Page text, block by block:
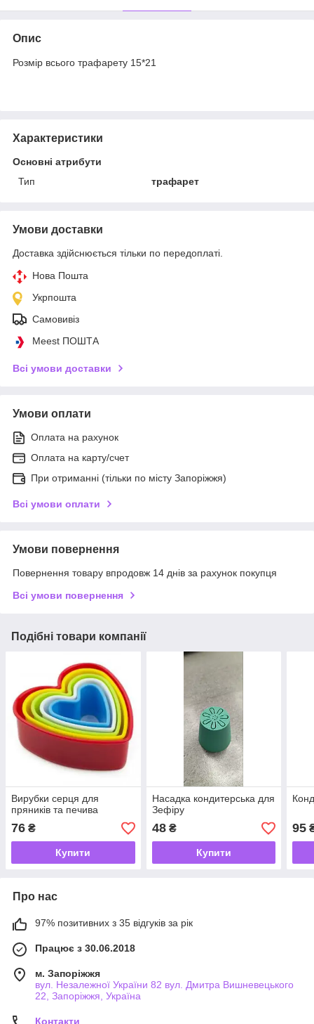
Опис
Розмір всього трафарету 15*21
Характеристики
Основні атрибути
Тип
трафарет
Умови доставки
Доставка здійснюється тільки по передоплаті.
Нова Пошта
Укрпошта
Самовивіз
Meest ПОШТА
Всі умови доставки
Умови оплати
Оплата на рахунок
Оплата на карту/счет
При отриманні (тільки по місту Запоріжжя)
Всі умови оплати
Умови повернення
Повернення товару впродовж 14 днів за рахунок покупця
Всі умови повернення
Подібні товари компанії
Вирубки серця для
пряників та печива
76 ₴
Купити
Насадка кондитерська для
Зефіру
48₴
Купити
95
Про нас
97% позитивних з 35 відгуків за рік
Працює з 30.06.2018
м. Запоріжжя
вул. Незалежної України 82 вул. Дмитра Вишневецького
22, Запоріжжя, Україна
Контакти